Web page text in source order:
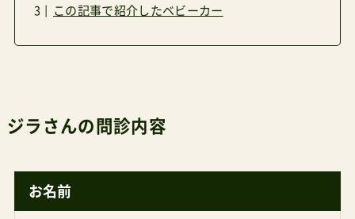
この記事で紹介したベビーカー
ジラさんの問診内容
お名前